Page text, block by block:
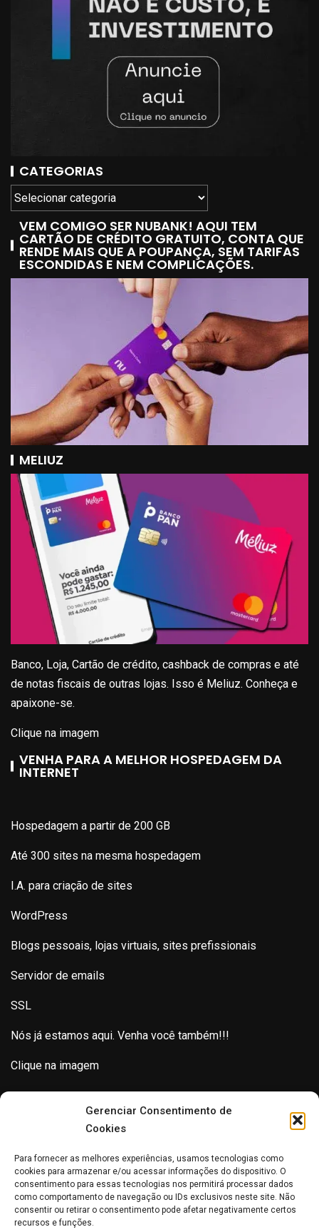
Gerenciar Consentimento de
Cookies
Para fornecer as melhores experiências, usamos tecnologias como
cookies para armazenar e/ou acessar informações do dispositivo. O
consentimento para essas tecnologias nos permitirá processar dados
como comportamento de navegação ou IDs exclusivos neste site. Não
consentir ou retirar o consentimento pode afetar negativamente certos
recursos e funções.
CATEGORIAS
VEM COMIGO SER NUBANK! AQUI TEM
CARTÃO DE CRÉDITO GRATUITO, CONTA QUE
RENDE MAIS QUE A POUPANÇA, SEM TARIFAS
ESCONDIDAS E NEM COMPLICAÇÕES.
MELIUZ
Banco, Loja, Cartão de crédito, cashback de compras e até
de notas fiscais de outras lojas. Isso é Meliuz. Conheça e
apaixone-se.
Clique na imagem
VENHA PARA A MELHOR HOSPEDAGEM DA
INTERNET
Hospedagem a partir de 200 GB
Até 300 sites na mesma hospedagem
I.A. para criação de sites
WordPress
Blogs pessoais, lojas virtuais, sites prefissionais
Servidor de emails
SSL
Nós já estamos aqui. Venha você também!!!
Clique na imagem